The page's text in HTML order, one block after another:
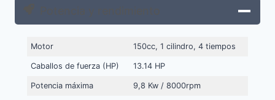
Motor 150cc, 1 cilindro, 4 tiempos
Caballos de fuerza (HP) 13.14 HP
Potencia máxima 9,8 Kw / 8000rpm